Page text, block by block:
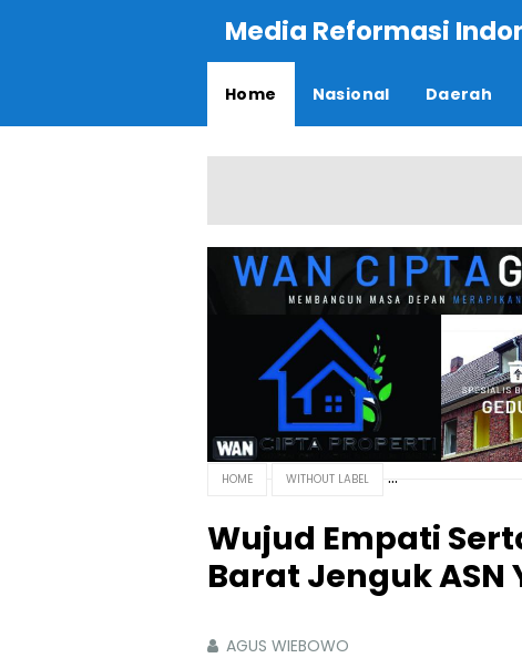
Media Reformasi
Home Nasional Daerah
HOME WITHOUT LABEL
Wujud Empati
Barat Jenguk ASN
AGUS WIEBOWO